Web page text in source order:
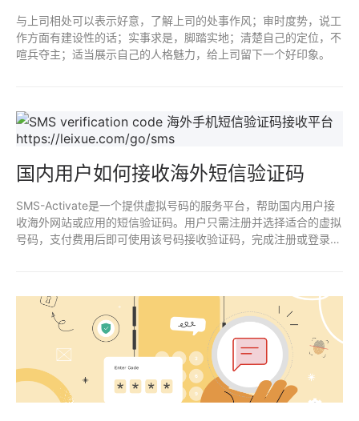
与上司相处可以表示好意，了解上司的处事作风；审时度势，说工
作方面有建设性的话；实事求是，脚踏实地；清楚自己的定位，不
喧兵夺主；适当展示自己的人格魅力，给上司留下一个好印象。
国内用户如何接收海外短信验证码
SMS-Activate是一个提供虚拟号码的服务平台，帮助国内用户接
收海外网站或应用的短信验证码。用户只需注册并选择适合的虚拟
号码，支付费用后即可使用该号码接收验证码，完成注册或登录操